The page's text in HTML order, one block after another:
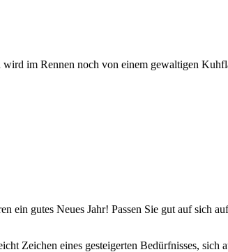
im Rennen noch von einem gewaltigen
gutes Neues Jahr! Passen Sie gut auf sich
Zeichen eines gesteigerten Bedürfnisses, sich